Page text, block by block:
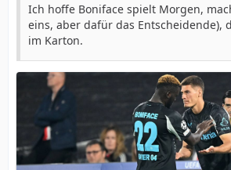
Ich hoffe Boniface spielt Morgen,
eins, aber dafür das Entscheidende),
im Karton.